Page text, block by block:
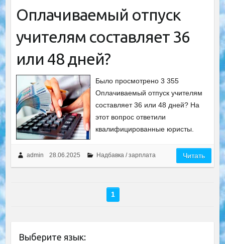
Оплачиваемый отпуск
учителям составляет 36
или 48 дней?
Было просмотрено 3 355
Оплачиваемый отпуск учителям
составляет 36 или 48 дней? На
этот вопрос ответили
квалифицированные юристы.
admin 28.06.2025 Надбавка / зарплата Читать
1
Выберите язык: